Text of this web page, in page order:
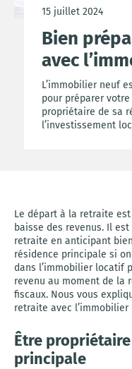
15 juillet 2024
Bien
avec
L’immobilier neuf
pour préparer
propriétaire de sa
l’investissement
Le départ à la retraite
baisse des revenus. Il
retraite en anticipant
résidence principale si
dans l’immobilier locatif
revenu au moment de la
fiscaux. Nous vous
retraite avec l’immobilier
Être
principale